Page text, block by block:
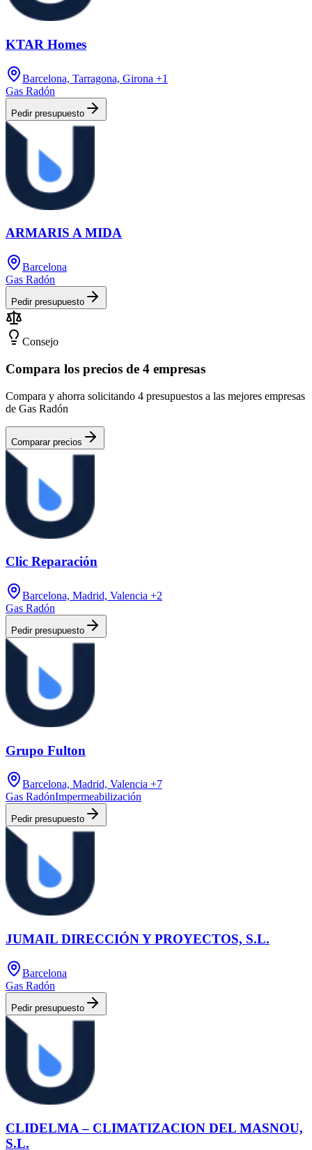
KTAR Homes
Barcelona, Tarragona, Girona +1
Gas Radón
Pedir presupuesto
ARMARIS A MIDA
Barcelona
Gas Radón
Pedir presupuesto
Consejo
Compara los precios de 4 empresas
Compara y ahorra solicitando 4 presupuestos a las mejores empresas
de Gas Radón
Comparar precios
Clic Reparación
Barcelona, Madrid, Valencia +2
Gas Radón
Pedir presupuesto
Grupo Fulton
Barcelona, Madrid, Valencia +7
Gas RadónImpermeabilización
Pedir presupuesto
JUMAIL DIRECCIÓN Y PROYECTOS, S.L.
Barcelona
Gas Radón
Pedir presupuesto
CLIDELMA – CLIMATIZACION DEL MASNOU,
S.L.